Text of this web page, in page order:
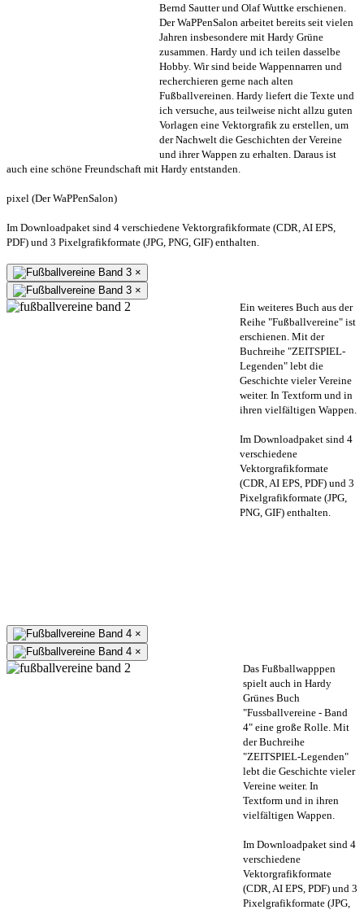
Bernd Sautter und Olaf Wuttke erschienen.
Der WaPPenSalon arbeitet bereits seit vielen
Jahren insbesondere mit Hardy Grüne
zusammen. Hardy und ich teilen dasselbe
Hobby. Wir sind beide Wappennarren und
recherchieren gerne nach alten
Fußballvereinen. Hardy liefert die Texte und
ich versuche, aus teilweise nicht allzu guten
Vorlagen eine Vektorgrafik zu erstellen, um
der Nachwelt die Geschichten der Vereine
und ihrer Wappen zu erhalten. Daraus ist
auch eine schöne Freundschaft mit Hardy entstanden.
pixel (Der WaPPenSalon)
Im Downloadpaket sind 4 verschiedene Vektorgrafikformate (CDR, AI EPS,
PDF) und 3 Pixelgrafikformate (JPG, PNG, GIF) enthalten.
×
×
Ein weiteres Buch aus der
Reihe "Fußballvereine" ist
erschienen. Mit der
Buchreihe "ZEITSPIEL-
Legenden" lebt die
Geschichte vieler Vereine
weiter. In Textform und in
ihren vielfältigen Wappen.
Im Downloadpaket sind 4
verschiedene
Vektorgrafikformate
(CDR, AI EPS, PDF) und 3
Pixelgrafikformate (JPG,
PNG, GIF) enthalten.
×
×
Das Fußballwapppen
spielt auch in Hardy
Grünes Buch
"Fussballvereine - Band
4" eine große Rolle. Mit
der Buchreihe
"ZEITSPIEL-Legenden"
lebt die Geschichte vieler
Vereine weiter. In
Textform und in ihren
vielfältigen Wappen.
Im Downloadpaket sind 4
verschiedene
Vektorgrafikformate
(CDR, AI EPS, PDF) und 3
Pixelgrafikformate (JPG,